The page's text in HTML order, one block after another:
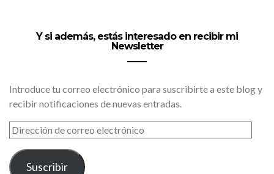
Y si además, estás interesado en recibir mi
Newsletter
Introduce tu correo electrónico para suscribirte a este blog y
recibir notificaciones de nuevas entradas.
DIRECCIÓN
DE
CORREO
ELECTRÓNICO
Suscribir